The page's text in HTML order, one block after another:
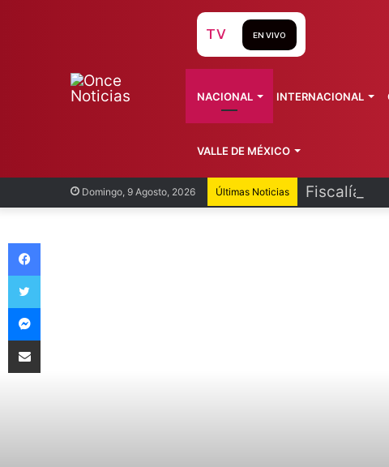
Domingo, 9 Agosto, 2026 Últimas Noticias Fiscalía de
TV EN VIVO
NACIONAL INTERNACIONAL
VALLE DE MÉXICO
Facebook
Twitter
Messenger
Compartir vía Email